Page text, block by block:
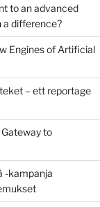
to an advanced
a difference?
Engines of Artificial
– ett reportage
Gateway to
-kampanja